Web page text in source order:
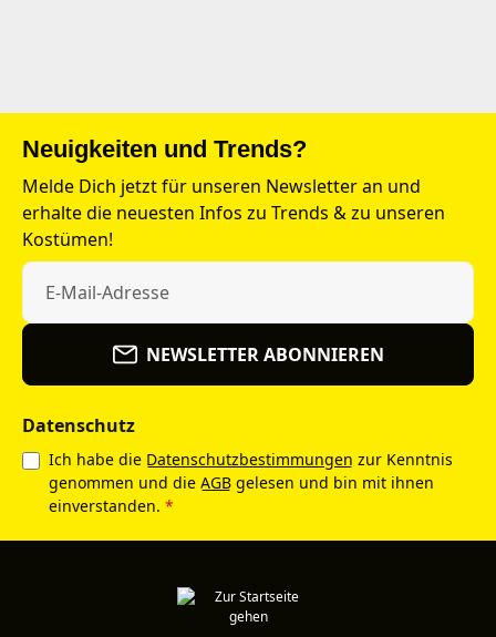
Neuigkeiten und Trends?
Melde Dich jetzt für unseren Newsletter an und
erhalte die neuesten Infos zu Trends & zu unseren
Kostümen!
NEWSLETTER ABONNIEREN
Datenschutz
Ich habe die Datenschutzbestimmungen zur Kenntnis
genommen und die AGB gelesen und bin mit ihnen
einverstanden. *